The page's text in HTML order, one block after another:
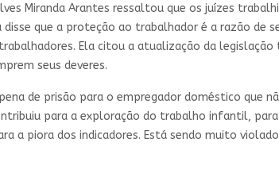
Miranda Arantes ressaltou que os juízes
que a proteção ao trabalhador é a razão de
Ela citou a atualização da
seus deveres.
de prisão para o empregador doméstico que
para a exploração do trabalho infantil,
a piora dos indicadores. Está sendo muito